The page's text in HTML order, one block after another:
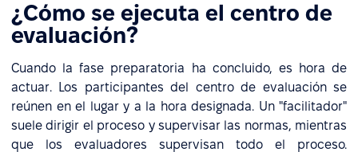
¿Cómo se ejecuta el centro de
evaluación?
Cuando la fase preparatoria ha concluido, es hora de
actuar. Los participantes del centro de evaluación se
reúnen en el lugar y a la hora designada. Un "facilitador"
suele dirigir el proceso y supervisar las normas, mientras
que los evaluadores supervisan todo el proceso.